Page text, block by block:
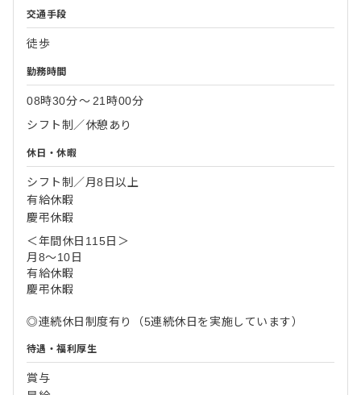
交通手段
徒歩
勤務時間
08時30分〜 21時00分
シフト制／休憩あり
休日・休暇
シフト制／月8日以上
有給休暇
慶弔休暇
＜年間休日115日＞
月8～10日
有給休暇
慶弔休暇
◎連続休日制度有り（5連続休日を実施しています）
待遇・福利厚生
賞与